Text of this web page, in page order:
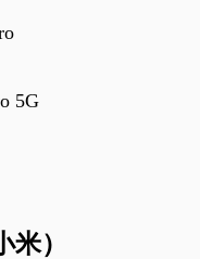
5G
米）